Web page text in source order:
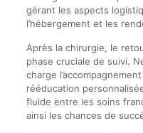
gérant les aspects
l’hébergement et les
Après la chirurgie, le
phase cruciale de suivi.
charge
rééducation
fluide entre les soins
ainsi les chances de